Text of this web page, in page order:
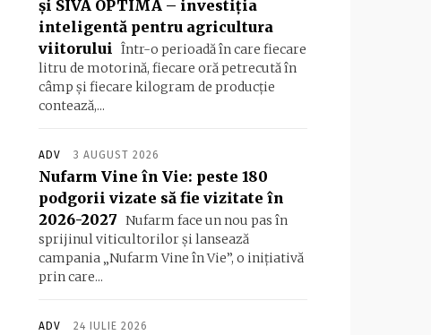
și SIVA OPTIMA – investiția
inteligentă pentru agricultura
viitorului Într-o perioadă în care fiecare
litru de motorină, fiecare oră petrecută în
câmp și fiecare kilogram de producție
contează,...
ADV 3 AUGUST 2026
Nufarm Vine în Vie: peste 180
podgorii vizate să fie vizitate în
2026-2027 Nufarm face un nou pas în
sprijinul viticultorilor și lansează
campania „Nufarm Vine în Vie”, o inițiativă
prin care...
ADV 24 IULIE 2026